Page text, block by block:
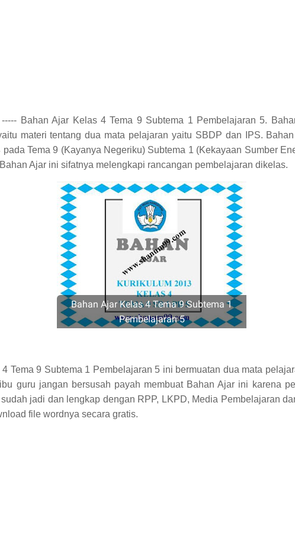
----- Bahan Ajar Kelas 4 Tema 9 Subtema 1 Pembelajaran 5.
materi tentang dua mata pelajaran yaitu SBDP dan IPS.
Tema 9 (Kayanya Negeriku) Subtema 1 (Kekayaan Sumber
Ajar ini sifatnya melengkapi rancangan pembelajaran dikelas.
Bahan Ajar Kelas 4 Tema 9 Subtema 1
Pembelajaran 5
4 Tema 9 Subtema 1 Pembelajaran 5 ini bermuatan dua mata
guru jangan bersusah payah membuat Bahan Ajar ini karena
jadi dan lengkap dengan RPP, LKPD, Media Pembelajaran
file wordnya secara gratis.